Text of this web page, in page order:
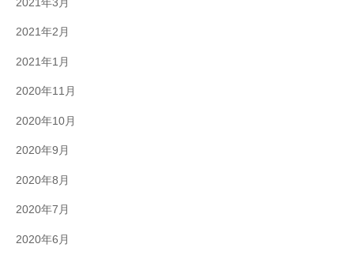
2021年3月
2021年2月
2021年1月
2020年11月
2020年10月
2020年9月
2020年8月
2020年7月
2020年6月